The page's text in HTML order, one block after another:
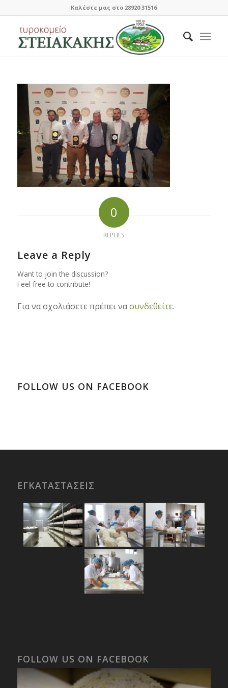
Καλέστε μας στο 28920 31516
0
REPLIES
Leave a Reply
Want to join the discussion?
Feel free to contribute!
Για να σχολιάσετε πρέπει νασυνδεθείτε.
FOLLOW US ON FACEBOOK
ΕΓΚΑΤΑΣΤΑΣΕΙΣ
FOLLOW US ON FACEBOOK